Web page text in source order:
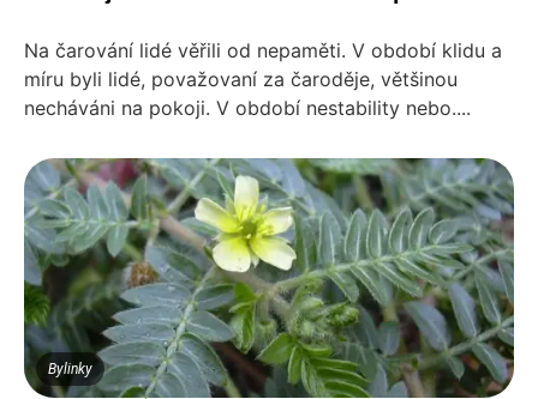
Na čarování lidé věřili od nepaměti. V období klidu a
míru byli lidé, považovaní za čaroděje, většinou
necháváni na pokoji. V období nestability nebo....
Bylinky